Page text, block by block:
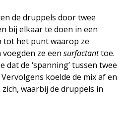
de druppels door twee
bij elkaar te doen in een
tot het punt waarop ze
ze een surfactanttoe.
dat de ‘spanning’ tussen twee
koelde de mix af en
waarbij de druppels in